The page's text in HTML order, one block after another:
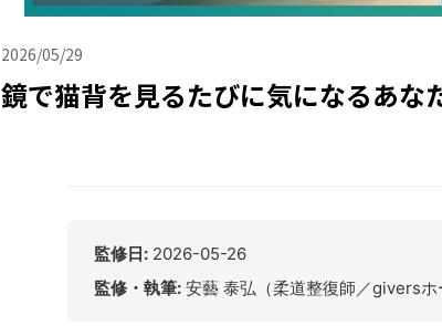
2026/05/29
鏡で猫背を見るたびに気になるあ
監修日: 2026-05-26
監修・執筆: 安藝 泰弘（柔道整復師／giversホ